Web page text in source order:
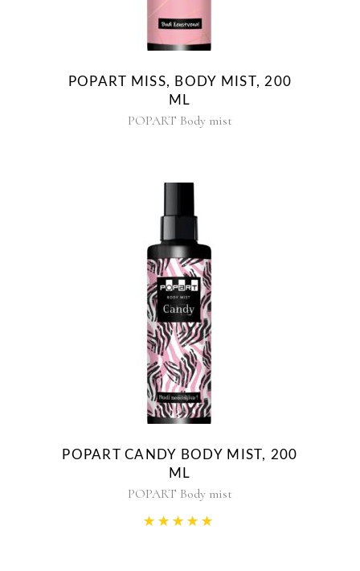
POPART MISS, BODY MIST, 200
ML
POPART Body mist
POPART CANDY BODY MIST, 200
ML
POPART Body mist